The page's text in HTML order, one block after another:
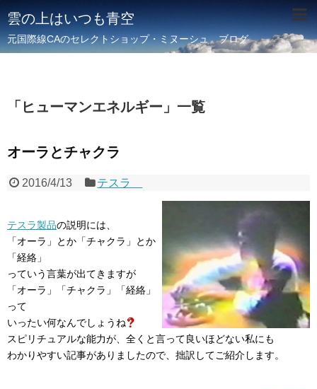
雲の上はいつも青空
元国際線CAのセレクトショップ・ミヌーシュ ブログ
「 ヒューマンエネルギー 」 一覧
オーラとチャクラ
2016/4/13 テスラ
テスラ製品の説明には、
「オーラ」とか「チャクラ」とか
「経絡」
っていう言葉が出てきますが
「オーラ」「チャクラ」「経絡」
って
いったい何なんでしょうね
スピリチュアルな能力が、全くと言って良いほどない私にも
わかりやすい記事がありましたので、拙訳してご紹介します。